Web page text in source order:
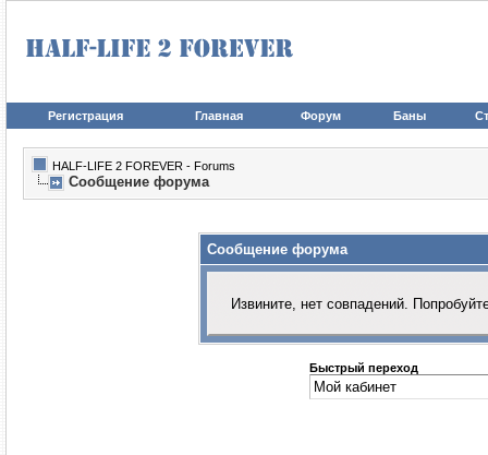
Регистрация Главная Форум Баны
HALF-LIFE 2 FOREVER - Forums
Сообщение форума
Сообщение форума
Извините, нет совпадений.
Быстрый переход